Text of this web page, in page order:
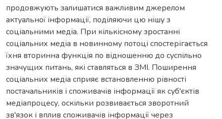
продовжують залишатися важливим джерелом
актуальної інформації, поділяючи цю нішу з
соціальними медіа. При кількісному зростанні
соціальних медіа в новинному потоці спостерігається
їхня вторинна функція по відношенню до суспільно
значущих питань, які ставляться в ЗМІ. Поширення
соціальних медіа сприяє встановленню рівності
постачальників і споживачів інформації як суб'єктів
медіапроцесу, оскільки розвивається зворотний
зв'язок і вплив споживачів інформації через